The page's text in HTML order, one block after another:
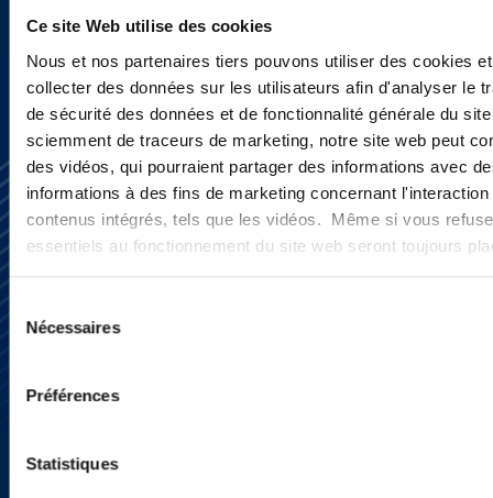
Ce site Web utilise des cookies
Nous et nos partenaires tiers pouvons utiliser des cookies
collecter des données sur les utilisateurs afin d'analyser le
de sécurité des données et de fonctionnalité générale du
sciemment de traceurs de marketing, notre site web peut
des vidéos, qui pourraient partager des informations avec
informations à des fins de marketing concernant
contenus intégrés, tels que les vidéos. Même si vous
essentiels au fonctionnement du site web seront toujours
Nécessaires
Préférences
Statistiques
Nous contacter
LinkedIn
Informations Réglementaires